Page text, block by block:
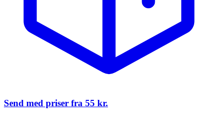
Send med priser fra 55 kr.